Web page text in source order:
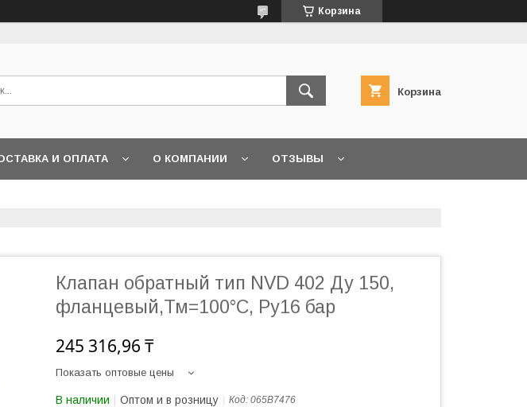
Корзина
Корзина
И ОПЛАТА О КОМПАНИИ ОТЗЫВЫ
Клапан обратный тип NVD 402 Ду 150,
фланцевый,Тм=100°С, Ру16 бар
245 316,96 ₸
Показать оптовые цены
В наличии Оптом и в розницу Код: 065B7476